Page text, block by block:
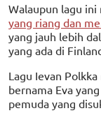
Walaupun lagu
yang riang dan
yang jauh lebih
yang ada di
Lagu Ievan
bernama Eva yang
pemuda yang